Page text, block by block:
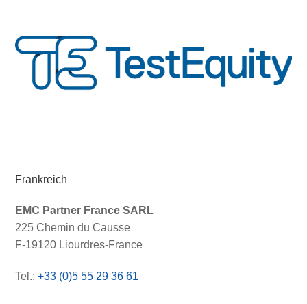
Frankreich
EMC Partner France SARL
225 Chemin du Causse
F-19120 Liourdres-France
Tel.:+33 (0)5 55 29 36 61